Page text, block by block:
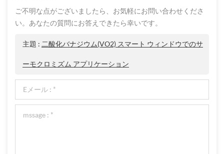
ご不明な点がございましたら、お気軽にお問い合わせくださ
い。あなたの質問にお答えできたら幸いです。
主題 : 二酸化バナジウム(VO2) スマート ウィンドウでのサ
ーモクロミズム アプリケーション